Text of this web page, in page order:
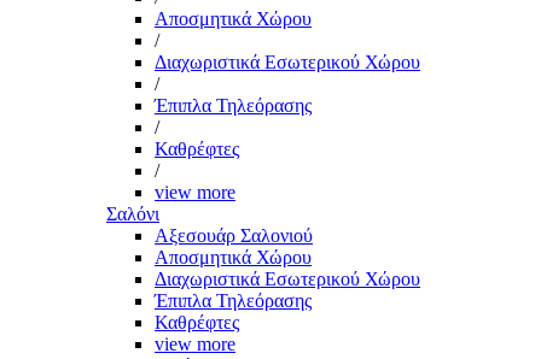
Αποσμητικά Χώρου
/
Διαχωριστικά Εσωτερικού Χώρου
/
Έπιπλα Τηλεόρασης
/
Καθρέφτες
/
view more
Σαλόνι
Αξεσουάρ Σαλονιού
Αποσμητικά Χώρου
Διαχωριστικά Εσωτερικού Χώρου
Έπιπλα Τηλεόρασης
Καθρέφτες
view more